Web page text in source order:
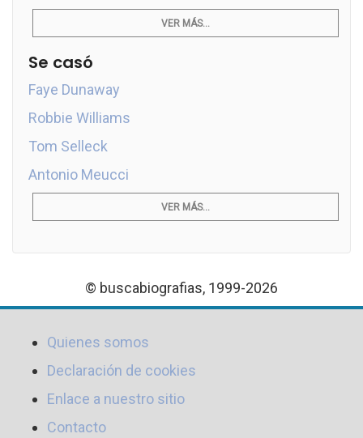
VER MÁS...
Se casó
Faye Dunaway
Robbie Williams
Tom Selleck
Antonio Meucci
VER MÁS...
© buscabiografias, 1999-2026
Quienes somos
Declaración de cookies
Enlace a nuestro sitio
Contacto